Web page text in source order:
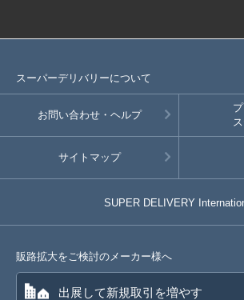
スーパーデリバリーについて
お問い合わせ・ヘルプ
サイトマップ
SUPER DELIVERY
販路拡大をご検討のメーカー様へ
出展して新規取引を増やす